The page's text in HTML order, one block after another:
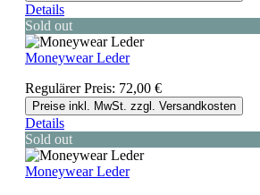
Details
Sold out
Moneywear Leder
Regulärer Preis: 72,00 €
Preise inkl. MwSt. zzgl. Versandkosten
Details
Sold out
Moneywear Leder